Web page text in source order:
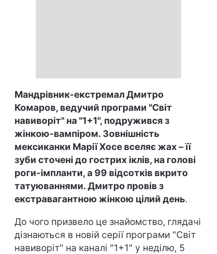
Мандрівник-екстремал Дмитро
Комаров, ведучий програми "Світ
навиворіт" на "1+1", подружився з
жінкою-вампіром. Зовнішність
мексиканки Марії Хосе вселяє жах – її
зуби сточені до гострих іклів, на голові
роги-імпланти, а 99 відсотків вкрито
татуюваннями. Дмитро провів з
екстравагантною жінкою цілий день.
До чого призвело це знайомство, глядачі
дізнаються в новій серії програми "Світ
навиворіт" на каналі "1+1" у неділю, 5